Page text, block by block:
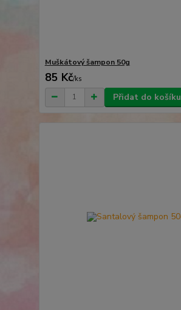
Muškátový šampon 50g
85 Kč/ks
Přidat do košíku